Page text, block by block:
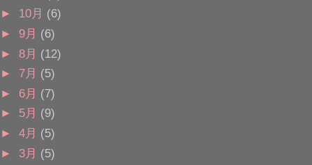
► 10月 (6)
► 9月 (6)
► 8月 (12)
► 7月 (5)
► 6月 (7)
► 5月 (9)
► 4月 (5)
► 3月 (5)